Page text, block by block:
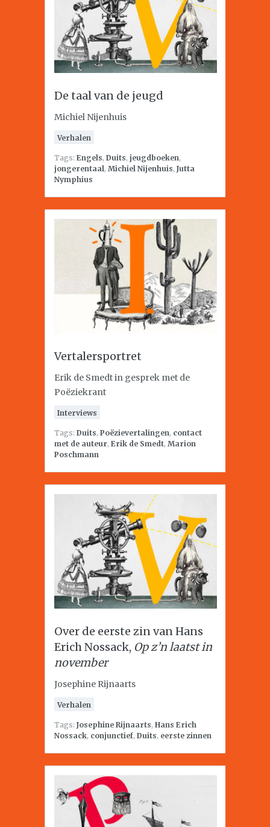
De taal van de jeugd
Michiel Nijenhuis
Verhalen
Tags: Engels, Duits, jeugdboeken,
jongerentaal, Michiel Nijenhuis, Jutta
Nymphius
Vertalersportret
Erik de Smedt in gesprek met de
Poëziekrant
Interviews
Tags: Duits, Poëzievertalingen, contact
met de auteur, Erik de Smedt, Marion
Poschmann
Over de eerste zin van Hans
Erich Nossack, Op z’n laatst in
november
Josephine Rijnaarts
Verhalen
Tags: Josephine Rijnaarts, Hans Erich
Nossack, conjunctief, Duits, eerste zinnen